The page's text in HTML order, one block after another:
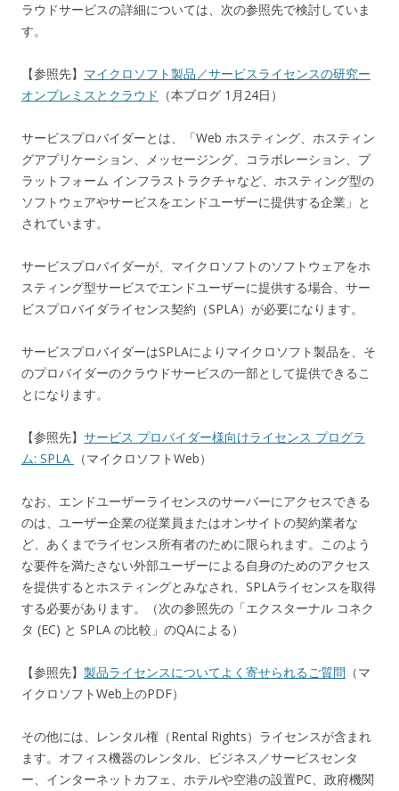
ラウドサービスの詳細については、次の参照先で検討していま
す。
【参照先】 マイクロソフト製品／サービスライセンスの研究ー
オンプレミスとクラウド （本ブログ 1月24日）
サービスプロバイダーとは、「Web ホスティング、ホスティン
グアプリケーション、メッセージング、コラボレーション、プ
ラットフォーム インフラストラクチャなど、ホスティング型の
ソフトウェアやサービスをエンドユーザーに提供する企業」と
されています。
サービスプロバイダーが、マイクロソフトのソフトウェアをホ
スティング型サービスでエンドユーザーに提供する場合、サー
ビスプロバイダライセンス契約（SPLA）が必要になります。
サービスプロバイダーはSPLAによりマイクロソフト製品を、そ
のプロバイダーのクラウドサービスの一部として提供できるこ
とになります。
【参照先】 サービス プロバイダー様向けライセンス プログラ
ム: SPLA
（マイクロソフトWeb）
なお、エンドユーザーライセンスのサーバーにアクセスできる
のは、ユーザー企業の従業員またはオンサイトの契約業者な
ど、あくまでライセンス所有者のために限られます。このよう
な要件を満たさない外部ユーザーによる自身のためのアクセス
を提供するとホスティングとみなされ、SPLAライセンスを取得
する必要があります。（次の参照先の「エクスターナル コネク
タ (EC) と SPLA の比較」のQAによる）
【参照先】 製品ライセンスについてよく寄せられるご質問 （マ
イクロソフトWeb上のPDF）
その他には、レンタル権（Rental Rights）ライセンスが含まれ
ます。オフィス機器のレンタル、ビジネス／サービスセンタ
ー、インターネットカフェ、ホテルや空港の設置PC、政府機関